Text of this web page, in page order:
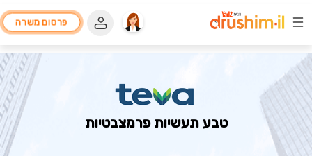
פרסום משרה
טבע תעשיות פרמצבטיות